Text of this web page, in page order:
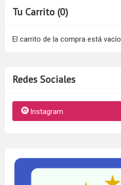
Tu Carrito (0)
El carrito de la compra está vacío
Redes Sociales
Instagram